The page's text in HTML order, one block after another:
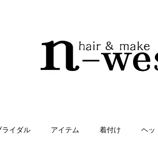
ライダル アイテム 着付け ヘッ